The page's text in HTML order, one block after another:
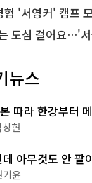
험 '서영커' 캠프
심 걸어요…'서울 걷
뉴스
따라 한강부터
15코스
현
아무것도 안 팔
정체
윤